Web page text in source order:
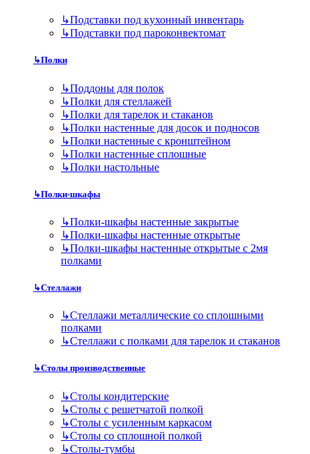
↳Подставки под кухонный инвентарь
↳Подставки под пароконвектомат
↳Полки
↳Поддоны для полок
↳Полки для стеллажей
↳Полки для тарелок и стаканов
↳Полки настенные для досок и подносов
↳Полки настенные с кронштейном
↳Полки настенные сплошные
↳Полки настольные
↳Полки-шкафы
↳Полки-шкафы настенные закрытые
↳Полки-шкафы настенные открытые
↳Полки-шкафы настенные открытые с 2мя
полками
↳Стеллажи
↳Стеллажи металлические со сплошными
полками
↳Стеллажи с полками для тарелок и стаканов
↳Столы производственные
↳Столы кондитерские
↳Столы с решетчатой полкой
↳Столы с усиленным каркасом
↳Столы со сплошной полкой
↳Столы-тумбы